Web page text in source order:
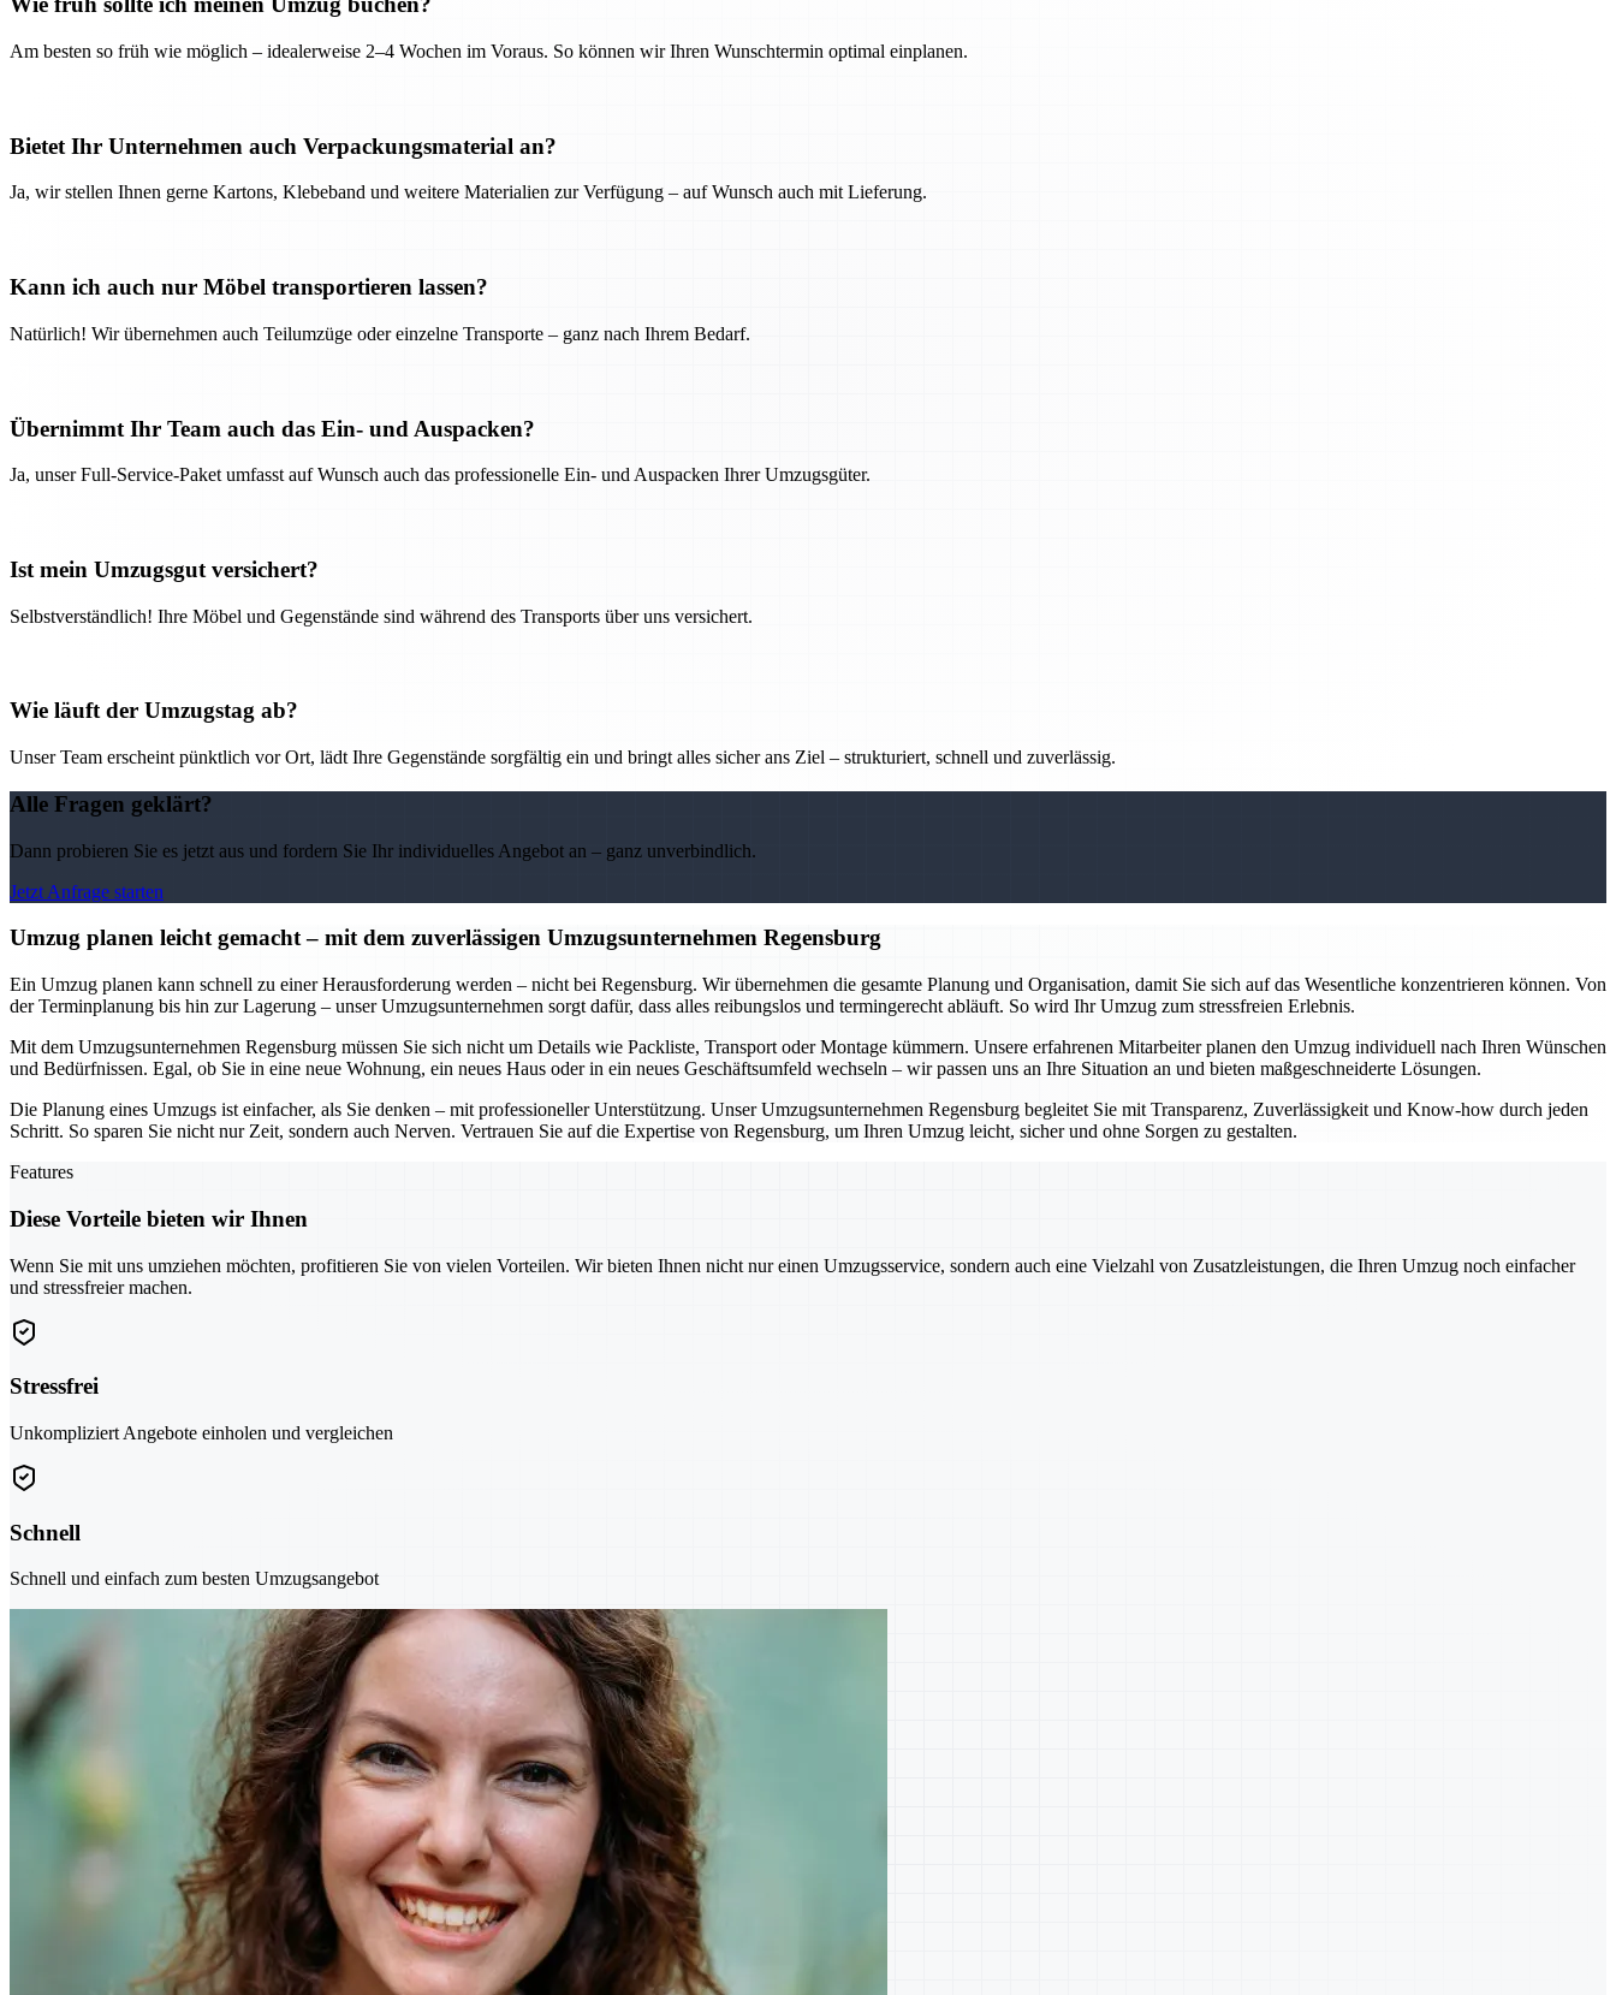
Am besten so früh wie möglich – idealerweise 2–4 Wochen im Voraus. So können wir Ihren Wunschtermin optimal einplanen.
Bietet Ihr Unternehmen auch Verpackungsmaterial an?
Ja, wir stellen Ihnen gerne Kartons, Klebeband und weitere Materialien zur Verfügung – auf Wunsch auch mit Lieferung.
Kann ich auch nur Möbel transportieren lassen?
Natürlich! Wir übernehmen auch Teilumzüge oder einzelne Transporte – ganz nach Ihrem Bedarf.
Übernimmt Ihr Team auch das Ein- und Auspacken?
Ja, unser Full-Service-Paket umfasst auf Wunsch auch das professionelle Ein- und Auspacken Ihrer Umzugsgüter.
Ist mein Umzugsgut versichert?
Selbstverständlich! Ihre Möbel und Gegenstände sind während des Transports über uns versichert.
Wie läuft der Umzugstag ab?
Unser Team erscheint pünktlich vor Ort, lädt Ihre Gegenstände sorgfältig ein und bringt alles sicher ans Ziel – strukturiert, schnell und zuverlässig.
Alle Fragen geklärt?
Dann probieren Sie es jetzt aus und fordern Sie Ihr individuelles Angebot an – ganz unverbindlich.
Jetzt Anfrage starten
Umzug planen leicht gemacht – mit dem zuverlässigen Umzugsunternehmen Regensburg
Ein Umzug planen kann schnell zu einer Herausforderung werden – nicht bei Regensburg. Wir übernehmen die gesamte Planung und Organisation, damit Sie sich auf das Wesentliche konzentrieren können. Von
der Terminplanung bis hin zur Lagerung – unser Umzugsunternehmen sorgt dafür, dass alles reibungslos und termingerecht abläuft. So wird Ihr Umzug zum stressfreien Erlebnis.
Mit dem Umzugsunternehmen Regensburg müssen Sie sich nicht um Details wie Packliste, Transport oder Montage kümmern. Unsere erfahrenen Mitarbeiter planen den Umzug individuell nach Ihren Wünschen
und Bedürfnissen. Egal, ob Sie in eine neue Wohnung, ein neues Haus oder in ein neues Geschäftsumfeld wechseln – wir passen uns an Ihre Situation an und bieten maßgeschneiderte Lösungen.
Die Planung eines Umzugs ist einfacher, als Sie denken – mit professioneller Unterstützung. Unser Umzugsunternehmen Regensburg begleitet Sie mit Transparenz, Zuverlässigkeit und Know-how durch jeden
Schritt. So sparen Sie nicht nur Zeit, sondern auch Nerven. Vertrauen Sie auf die Expertise von Regensburg, um Ihren Umzug leicht, sicher und ohne Sorgen zu gestalten.
Features
Diese Vorteile bieten wir Ihnen
Wenn Sie mit uns umziehen möchten, profitieren Sie von vielen Vorteilen. Wir bieten Ihnen nicht nur einen Umzugsservice, sondern auch eine Vielzahl von Zusatzleistungen, die Ihren Umzug noch einfacher
und stressfreier machen.
Stressfrei
Unkompliziert Angebote einholen und vergleichen
Schnell
Schnell und einfach zum besten Umzugsangebot